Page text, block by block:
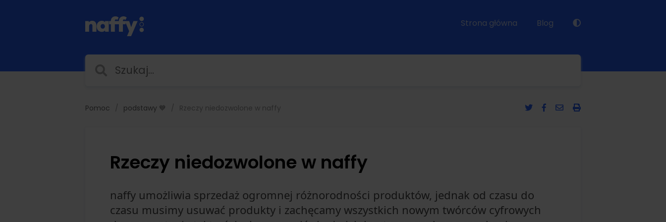
Strona główna Blog
Pomoc podstawy 💙 Rzeczy niedozwolone w naffy
Rzeczy niedozwolone w naffy
naffy umożliwia sprzedaż ogromnej różnorodności produktów, jednak od czasu do
czasu musimy usuwać produkty i zachęcamy wszystkich nowym twórców cyfrowych